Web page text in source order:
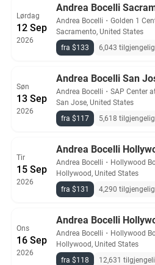
Lørdag
12 Sep
2026
Andrea Bocelli
Andrea Bocelli ・ Golden 1
Sacramento, United States
fra $133
6,043
Søn
13 Sep
2026
Andrea Bocelli San
Andrea Bocelli ・ SAP Center
San Jose, United States
fra $117
5,618
Tir
15 Sep
2026
Andrea Bocelli
Andrea Bocelli ・ Hollywood
Hollywood, United States
fra $131
4,290
Ons
16 Sep
2026
Andrea Bocelli
Andrea Bocelli ・ Hollywood
Hollywood, United States
fra $118
12,631